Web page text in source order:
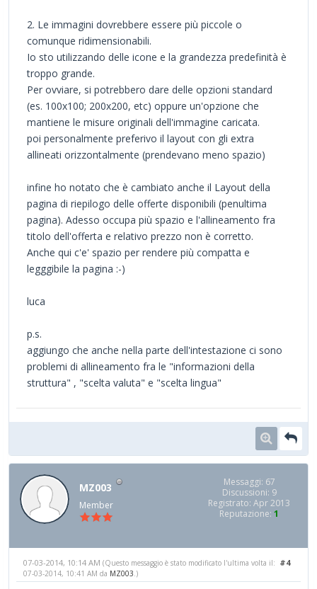
2. Le immagini dovrebbere essere più piccole o
comunque ridimensionabili.
Io sto utilizzando delle icone e la grandezza predefinità è
troppo grande.
Per ovviare, si potrebbero dare delle opzioni standard
(es. 100x100; 200x200, etc) oppure un'opzione che
mantiene le misure originali dell'immagine caricata.
poi personalmente preferivo il layout con gli extra
allineati orizzontalmente (prendevano meno spazio)
infine ho notato che è cambiato anche il Layout della
pagina di riepilogo delle offerte disponibili (penultima
pagina). Adesso occupa più spazio e l'allineamento fra
titolo dell'offerta e relativo prezzo non è corretto.
Anche qui c'e' spazio per rendere più compatta e
legggibile la pagina :-)
luca
p.s.
aggiungo che anche nella parte dell'intestazione ci sono
problemi di allineamento fra le "informazioni della
struttura" , "scelta valuta" e "scelta lingua"
MZ003
Member
Messaggi: 67
Discussioni: 9
Registrato: Apr 2013
Reputazione: 1
#4
07-03-2014, 10:14 AM (Questo messaggio è stato modificato l'ultima volta il:
07-03-2014, 10:41 AM da MZ003 .)